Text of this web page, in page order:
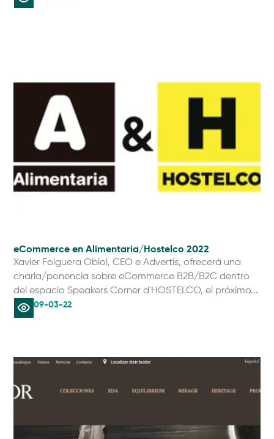
eCommerce en Alimentaria/Hostelco 2022
Xavier Folguera Obiol, CEO e Advertis, ofrecerá una
charla/ponencia sobre eCommerce B2B/B2C dentro
del espacio Speakers Corner d'HOSTELCO, el próximo...
09-03-22